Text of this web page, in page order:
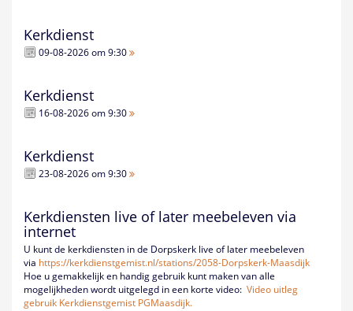
Kerkdienst
09-08-2026 om 9:30
Kerkdienst
16-08-2026 om 9:30
Kerkdienst
23-08-2026 om 9:30
Kerkdiensten live of later meebeleven via
internet
U kunt de kerkdiensten in de Dorpskerk live of later meebeleven
via https://kerkdienstgemist.nl/stations/2058-Dorpskerk-Maasdijk
Hoe u gemakkelijk en handig gebruik kunt maken van alle
mogelijkheden wordt uitgelegd in een korte video: Video uitleg
gebruik Kerkdienstgemist PGMaasdijk.